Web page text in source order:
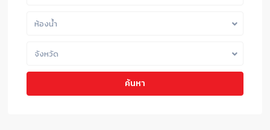
ห้องน้ำ
จังหวัด
ค้นหา